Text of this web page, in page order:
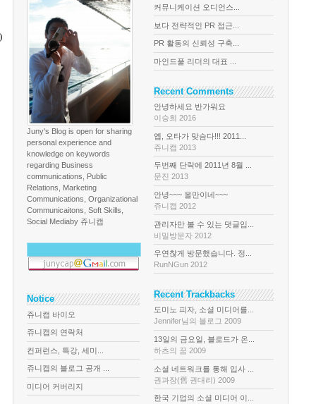
)
Juny's Blog is open for sharing
personal experience and
knowledge on keywords
regarding Business
communications, Public
Relations, Marketing
Communications, Organizational
Communicaitons, Soft Skills,
Social Mediaby 쥬니캡
Notice
쥬니캡 바이오
쥬니캡의 연락처
컨퍼런스, 특강, 세미...
쥬니캡의 블로그 공개 ...
미디어 커버리지
커뮤니케이션 오디언스...
보다 전략적인 PR 접근...
PR 활동의 신뢰성 구축...
마인드풀 리더의 대표 ...
Recent Comments
안녕하세요 반가워요
이승희 2016
옙, 오타가 맞슴다!!! 2011...
쥬니캡 2013
두번째 단락에 2011년 8월 ...
문진 2013
안녕~~~ 올만이네~~~
쥬니캡 2012
관리자만 볼 수 있는 댓글입...
비밀방문자 2012
우연찮게 방문했습니다. 정...
RunNGun 2012
Recent Trackbacks
도미노 피자, 소셜 미디어를...
Jennifer님의 블로그 2009
13일의 금요일, 블로드가 온...
하츠의 꿈 2009
소셜 네트워크를 통해 입사 ...
권과장(舊 권대리) 2009
한국 기업의 소셜 미디어 이...